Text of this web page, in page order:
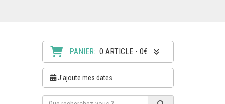
PANIER: 0 ARTICLE - 0€
J'ajoute mes dates